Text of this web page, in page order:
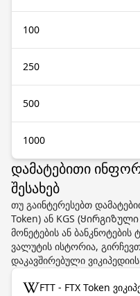
100
250
500
1000
დამატებითი
შესახებ
თუ გაინტერესებთ
Token) ან KGS
მონეტების ან ბანკნოტების
ვალუტის ისტორია,
დაკავშირებული
FTT - FTX Token